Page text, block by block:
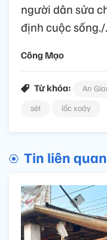
người dân sửa
định cuộc sống./.
Công Mạo
Từ khóa: An
sét
lốc xoáy
Tin liên quan